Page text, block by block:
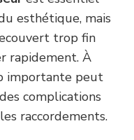
esthétique, mais
trop fin
rapidement. À
importante peut
complications
raccordements.